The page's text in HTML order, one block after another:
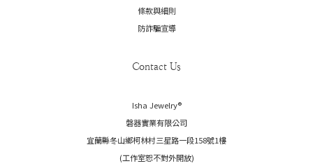
條款與細則
防詐騙宣導
Contact Us
Isha Jewelry®️
磐器實業有限公司
宜蘭縣冬山鄉柯林村三星路一段158號1樓
(工作室恕不對外開放)